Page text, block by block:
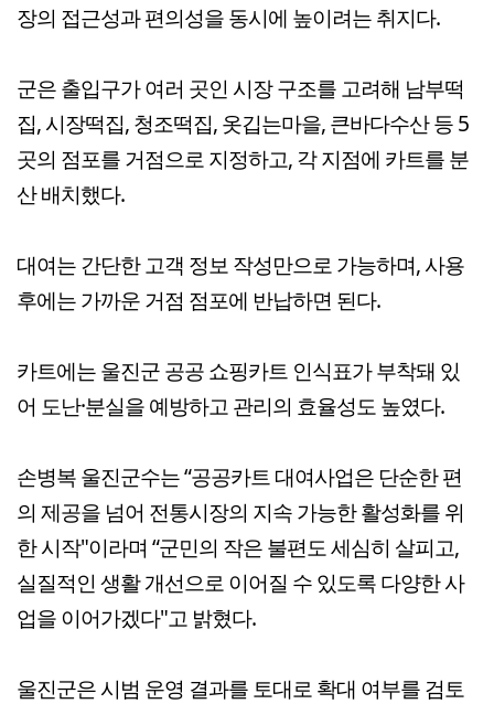
장의 접근성과 편의성을 동시에 높이려는 취지다.
군은 출입구가 여러 곳인 시장 구조를 고려해 남부떡
집, 시장떡집, 청조떡집, 옷깁는마을, 큰바다수산 등 5
곳의 점포를 거점으로 지정하고, 각 지점에 카트를 분
산 배치했다.
대여는 간단한 고객 정보 작성만으로 가능하며, 사용
후에는 가까운 거점 점포에 반납하면 된다.
카트에는 울진군 공공 쇼핑카트 인식표가 부착돼 있
어 도난·분실을 예방하고 관리의 효율성도 높였다.
손병복 울진군수는 “공공카트 대여사업은 단순한 편
의 제공을 넘어 전통시장의 지속 가능한 활성화를 위
한 시작"이라며 “군민의 작은 불편도 세심히 살피고,
실질적인 생활 개선으로 이어질 수 있도록 다양한 사
업을 이어가겠다"고 밝혔다.
울진군은 시범 운영 결과를 토대로 확대 여부를 검토